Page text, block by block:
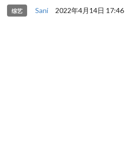
综艺 Sani 2022年4月14日 17:46